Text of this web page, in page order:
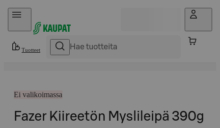
Hyppää sisältöön
Tuotteet
Ei valikoimassa
Fazer Kiireetön Myslileipä 390g